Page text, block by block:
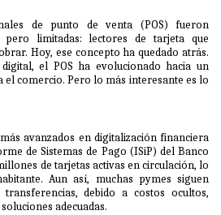
de punto de venta (POS) fueron
pero limitadas: lectores de tarjeta que
Hoy, ese concepto ha quedado atrás.
el POS ha evolucionado hacia un
comercio. Pero lo más interesante es lo
avanzados en digitalización financiera
de Sistemas de Pago (ISiP) del Banco
de tarjetas activas en circulación, lo
Aun así, muchas pymes siguen
debido a costos ocultos,
adecuadas.